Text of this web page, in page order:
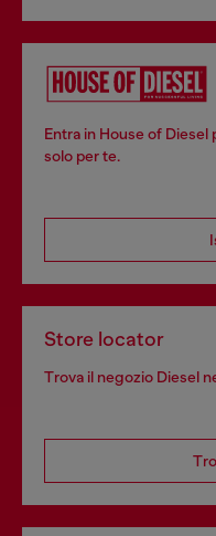
Entra in House of
solo per te.
Store locator
Trova il negozio Diesel